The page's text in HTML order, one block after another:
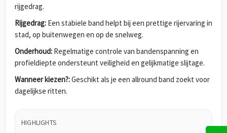
rijgedrag.
Rijgedrag: Een stabiele band helpt bij een prettige rijervaring in
stad, op buitenwegen en op de snelweg.
Onderhoud: Regelmatige controle van bandenspanning en
profieldiepte ondersteunt veiligheid en gelijkmatige slijtage.
Wanneer kiezen?:Geschikt als je een allround band zoekt voor
dagelijkse ritten.
HIGHLIGHTS